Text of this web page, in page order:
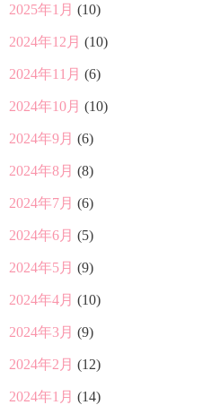
2025年1月 (10)
2024年12月 (10)
2024年11月 (6)
2024年10月 (10)
2024年9月 (6)
2024年8月 (8)
2024年7月 (6)
2024年6月 (5)
2024年5月 (9)
2024年4月 (10)
2024年3月 (9)
2024年2月 (12)
2024年1月 (14)